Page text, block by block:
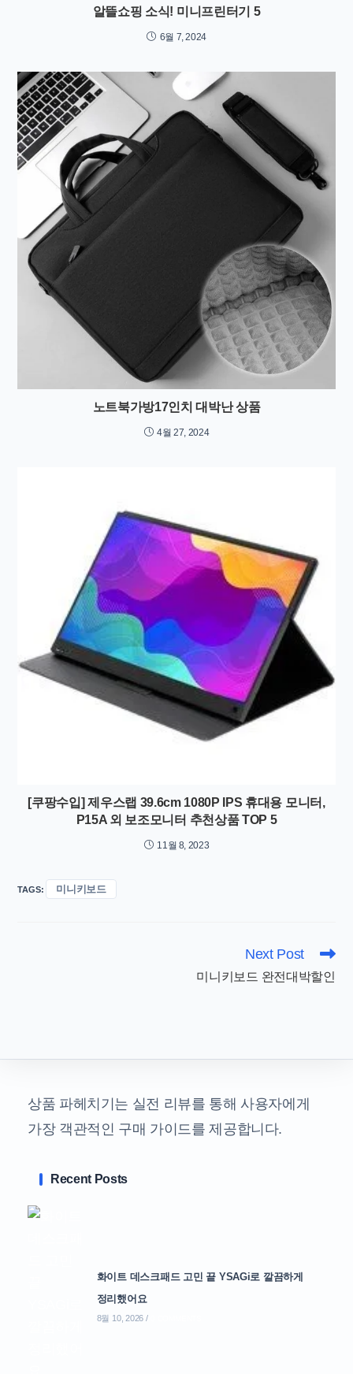
알뜰쇼핑 소식! 미니프린터기 5
6월 7, 2024
노트북가방17인치 대박난 상품
4월 27, 2024
[쿠팡수입] 제우스랩 39.6cm 1080P IPS 휴대용 모니터,
P15A 외 보조모니터 추천상품 TOP 5
11월 8, 2023
TAGS: 미니키보드
Next Post
미니키보드 완전대박할인
상품 파헤치기는 실전 리뷰를 통해 사용자에게
가장 객관적인 구매 가이드를 제공합니다.
Recent Posts
화이트 데스크패드 고민 끝 YSAGi로 깔끔하게
정리했어요
8월 10, 2026 /